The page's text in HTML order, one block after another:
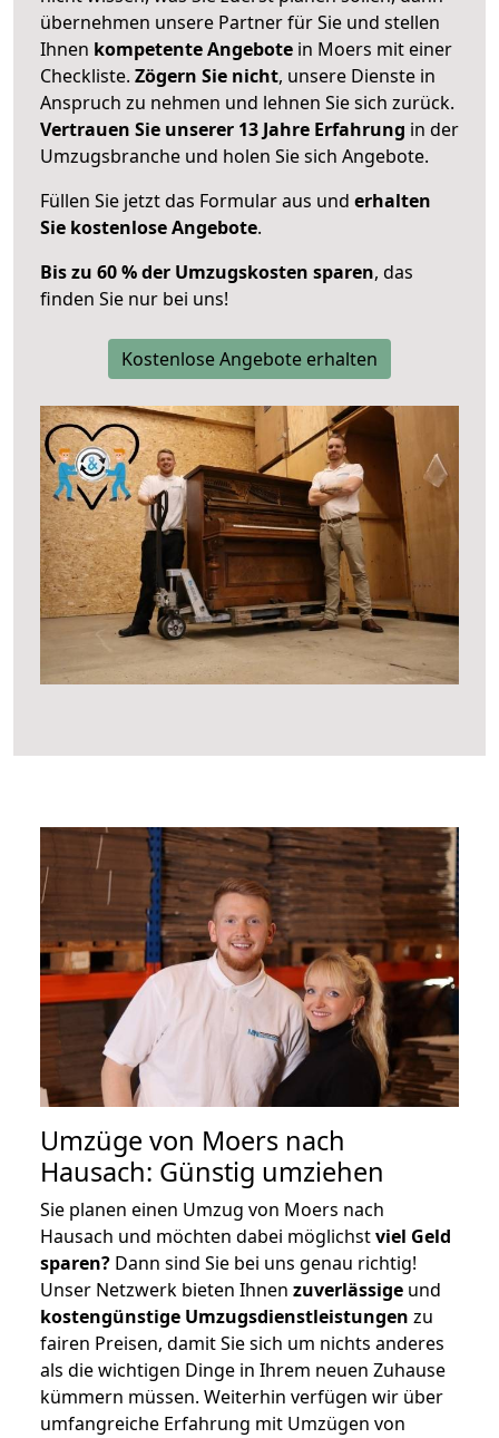
übernehmen unsere Partner für Sie und stellen
Ihnen kompetente Angebote in Moers mit einer
Checkliste. Zögern Sie nicht, unsere Dienste in
Anspruch zu nehmen und lehnen Sie sich zurück.
Vertrauen Sie unserer 13 Jahre Erfahrung in der
Umzugsbranche und holen Sie sich Angebote.
Füllen Sie jetzt das Formular aus und erhalten
Sie kostenlose Angebote.
Bis zu 60 % der Umzugskosten sparen, das
finden Sie nur bei uns!
Kostenlose Angebote erhalten
Umzüge von Moers nach
Hausach: Günstig umziehen
Sie planen einen Umzug von Moers nach
Hausach und möchten dabei möglichstviel Geld
sparen? Dann sind Sie bei uns genau richtig!
Unser Netzwerk bieten Ihnen zuverlässige und
kostengünstige Umzugsdienstleistungen zu
fairen Preisen, damit Sie sich um nichts anderes
als die wichtigen Dinge in Ihrem neuen Zuhause
kümmern müssen. Weiterhin verfügen wir über
umfangreiche Erfahrung mit Umzügen von